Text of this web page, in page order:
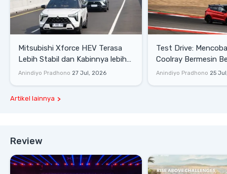
Mitsubishi Xforce HEV Terasa
Lebih Stabil dan Kabinnya lebih
Senyap
Anindiyo Pradhono 27 Jul, 2026
Test Drive: Mencoba Geely
Coolray Bermesin
di Sirkuit Mandalika
Anindiyo Pradhono 25
Artikel lainnya
Review